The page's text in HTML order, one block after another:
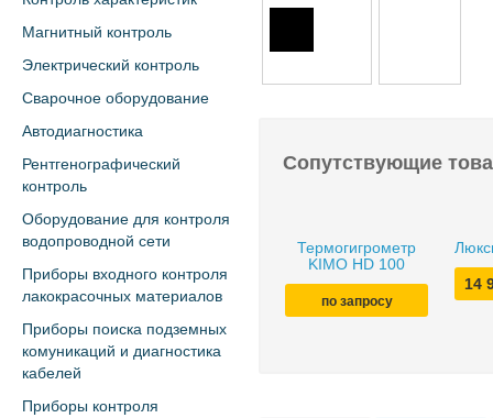
Магнитный контроль
Электрический контроль
Сварочное оборудование
Автодиагностика
Рентгенографический
контроль
Оборудование для контроля
водопроводной сети
Приборы входного контроля
лакокрасочных материалов
Приборы поиска подземных
комуникаций и диагностика
кабелей
Приборы контроля
Сопутствующие
Термогигрометр
KIMO HD 100
по запросу
14